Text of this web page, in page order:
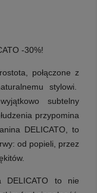
-30%!
połączone z
stylowi.
subtelny
przypomina
DELICATO, to
od popieli, przez
DELICATO to nie